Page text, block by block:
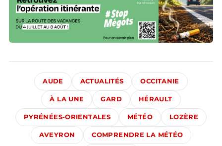
AUDE ACTUALITÉS OCCITANIE
À LA UNE GARD HÉRAULT
PYRÉNÉES-ORIENTALES MÉTÉO LOZÈRE
AVEYRON COMPRENDRE LA MÉTÉO